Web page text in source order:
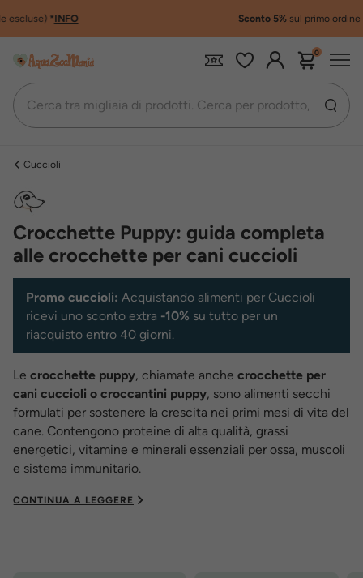
INFO
0
Cuccioli
Crocchette Puppy: guida completa
alle crocchette per cani cuccioli
Promo cuccioli: Acquistando alimenti per Cuccioli
ricevi uno sconto extra -10% su tutto per un
riacquisto entro 40 giorni.
Le crocchette puppy, chiamate anche crocchette per
cani cuccioli o croccantini puppy, sono alimenti secchi
formulati per sostenere la crescita nei primi mesi di vita del
cane. Contengono proteine di alta qualità, grassi
energetici, vitamine e minerali essenziali per ossa, muscoli
e sistema immunitario.
CONTINUA A LEGGERE